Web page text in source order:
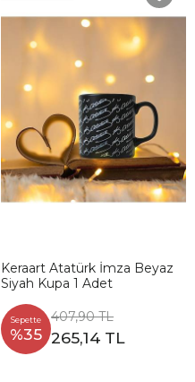
Keraart Atatürk İmza Beyaz
Siyah Kupa 1 Adet
Sepette
%35
407,90 TL
265,14 TL